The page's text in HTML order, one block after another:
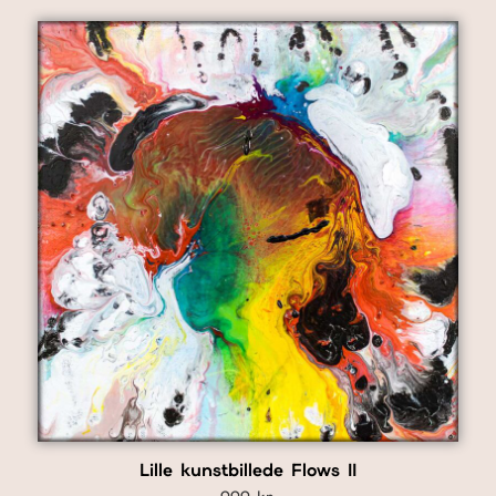
Lille kunstbillede Flows II